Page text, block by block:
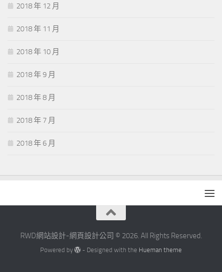
2018 年 12 月
2018 年 11 月
2018 年 10 月
2018 年 9 月
2018 年 8 月
2018 年 7 月
2018 年 6 月
RWD網站設計-網頁設計公司 © 2026. All Rights Reserved.
Powered by - Designed with the Hueman theme